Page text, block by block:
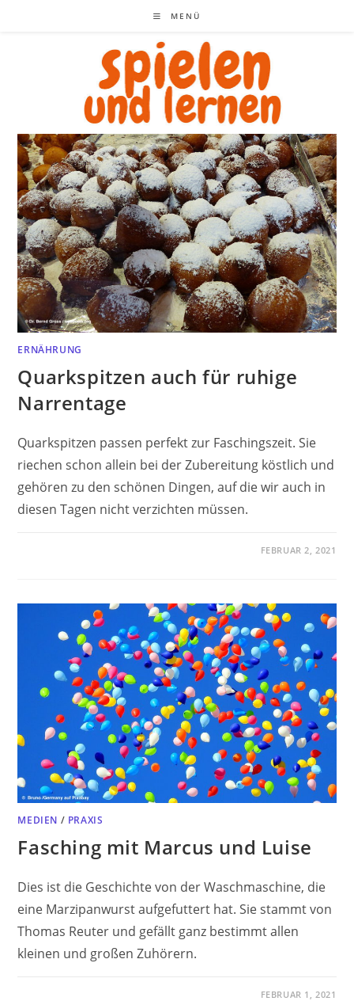
MENÜ
ERNÄHRUNG
Quarkspitzen auch für ruhige
Narrentage
Quarkspitzen passen perfekt zur Faschingszeit. Sie
riechen schon allein bei der Zubereitung köstlich und
gehören zu den schönen Dingen, auf die wir auch in
diesen Tagen nicht verzichten müssen.
FEBRUAR 2, 2021
MEDIEN / PRAXIS
Fasching mit Marcus und Luise
Dies ist die Geschichte von der Waschmaschine, die
eine Marzipanwurst aufgefuttert hat. Sie stammt von
Thomas Reuter und gefällt ganz bestimmt allen
kleinen und großen Zuhörern.
FEBRUAR 1, 2021